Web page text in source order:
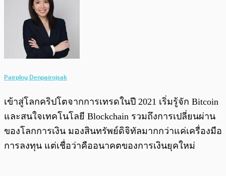
Pairploy Denpairojsak
เข้าสู่โลกคริปโตจากการเทรดในปี 2021 เริ่มรู้จัก Bitcoin
และสนใจเทคโนโลยี Blockchain รวมถึงการเปลี่ยนผ่าน
ของโลกการเงิน มองสินทรัพย์ดิจิทัลมากกว่าแค่เครื่องมือ
การลงทุน แต่เชื่อว่าคืออนาคตของการเงินยุคใหม่